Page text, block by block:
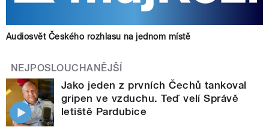
Audiosvět Českého rozhlasu na jednom místě
NEJPOSLOUCHANĚJŠÍ
Jako jeden z prvních Čechů tankoval
gripen ve vzduchu. Teď velí Správě
letiště Pardubice